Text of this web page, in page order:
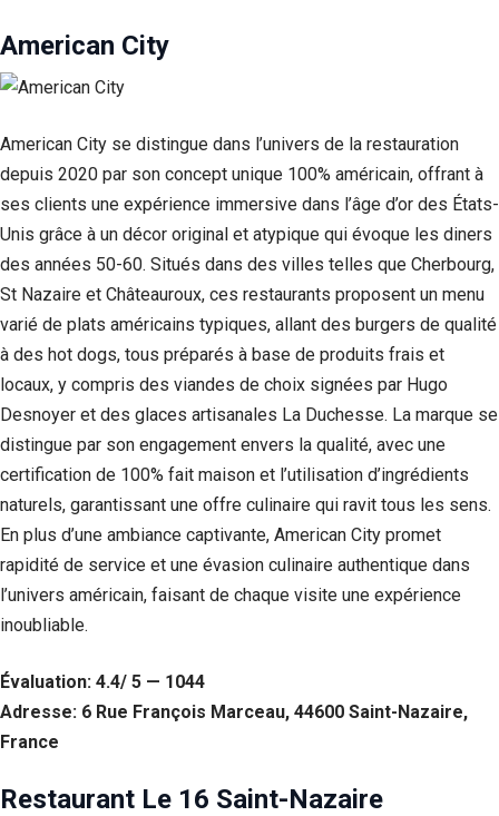
American City
American City se distingue dans l’univers de la restauration
depuis 2020 par son concept unique 100% américain, offrant à
ses clients une expérience immersive dans l’âge d’or des États-
Unis grâce à un décor original et atypique qui évoque les diners
des années 50-60. Situés dans des villes telles que Cherbourg,
St Nazaire et Châteauroux, ces restaurants proposent un menu
varié de plats américains typiques, allant des burgers de qualité
à des hot dogs, tous préparés à base de produits frais et
locaux, y compris des viandes de choix signées par Hugo
Desnoyer et des glaces artisanales La Duchesse. La marque se
distingue par son engagement envers la qualité, avec une
certification de 100% fait maison et l’utilisation d’ingrédients
naturels, garantissant une offre culinaire qui ravit tous les sens.
En plus d’une ambiance captivante, American City promet
rapidité de service et une évasion culinaire authentique dans
l’univers américain, faisant de chaque visite une expérience
inoubliable.
Évaluation: 4.4/ 5 — 1044
Adresse: 6 Rue François Marceau, 44600 Saint-Nazaire,
France
Restaurant Le 16 Saint-Nazaire
site, vous
augmentez les
voir du
offres
personnalisés.